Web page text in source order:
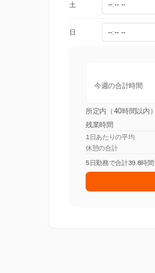
土
日
今週の合計時間
所定内（40時間以内）
残業時間
1日あたりの平均
休憩の合計
5日勤務で合計39.8時